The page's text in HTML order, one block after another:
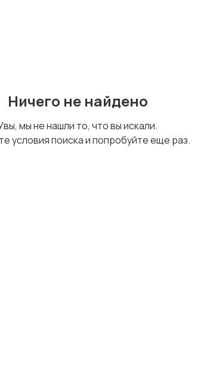
Ничего не найдено
мы не нашли то, что вы искали.
условия поиска и попробуйте еще раз.